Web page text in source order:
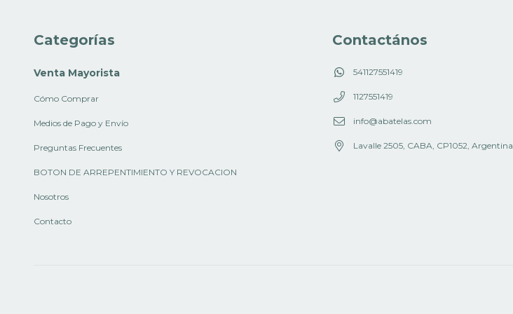
Categorías
Venta Mayorista
Cómo Comprar
Medios de Pago y Envío
Preguntas Frecuentes
BOTON DE ARREPENTIMIENTO Y REVOCACION
Nosotros
Contacto
Contactános
541127551419
1127551419
info@abatelas.com
Lavalle 2505, CABA, CP1052, Argentina